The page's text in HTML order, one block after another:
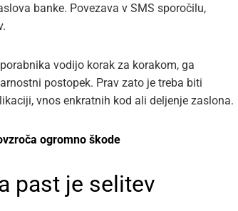
banke. Povezava v SMS sporočilu,
vodijo korak za korakom, ga
postopek. Prav zato je treba biti
vnos enkratnih kod ali deljenje zaslona.
ogromno škode
past je selitev